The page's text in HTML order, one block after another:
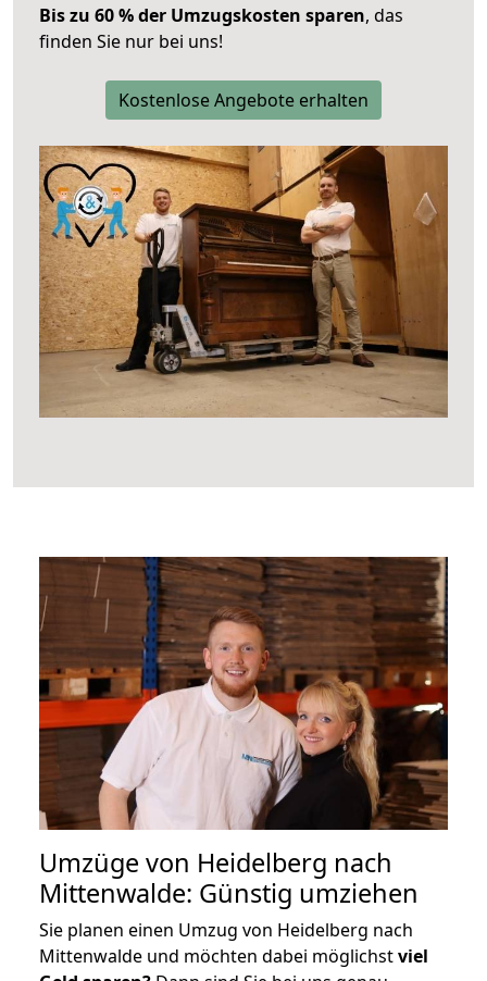
Bis zu 60 % der Umzugskosten sparen, das
finden Sie nur bei uns!
Kostenlose Angebote erhalten
Umzüge von Heidelberg nach
Mittenwalde: Günstig umziehen
Sie planen einen Umzug von Heidelberg nach
Mittenwalde und möchten dabei möglichstviel